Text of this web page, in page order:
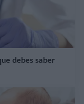
debes saber